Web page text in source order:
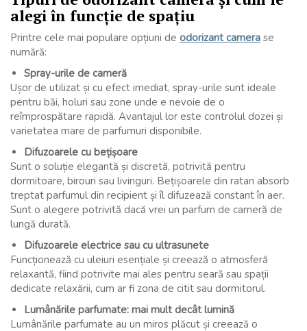
alegi în funcție de spațiu
Printre cele mai populare opțiuni de odorizant camera se
numără:
Spray-urile de cameră
Ușor de utilizat și cu efect imediat, spray-urile sunt ideale
pentru băi, holuri sau zone unde e nevoie de o
reîmprospătare rapidă. Avantajul lor este controlul dozei și
varietatea mare de parfumuri disponibile.
Difuzoarele cu bețișoare
Sunt o soluție elegantă și discretă, potrivită pentru
dormitoare, birouri sau livinguri. Bețișoarele din ratan absorb
treptat parfumul din recipient și îl difuzează constant în aer.
Sunt o alegere potrivită dacă vrei un parfum de cameră de
lungă durată.
Difuzoarele electrice sau cu ultrasunete
Funcționează cu uleiuri esențiale și creează o atmosferă
relaxantă, fiind potrivite mai ales pentru seară sau spații
dedicate relaxării, cum ar fi zona de citit sau dormitorul.
Lumânările parfumate: mai mult decât lumină
Lumânările parfumate au un miros plăcut și creează o